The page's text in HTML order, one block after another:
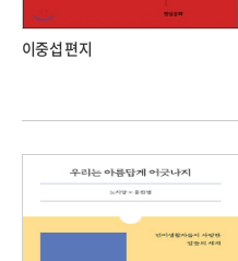
이중섭 편지